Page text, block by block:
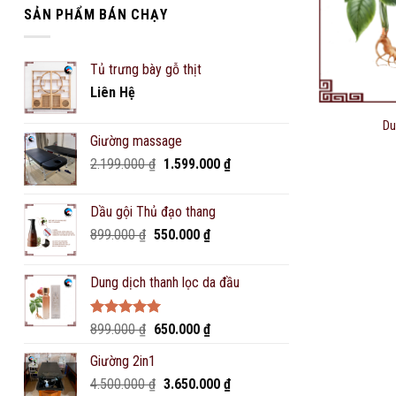
SẢN PHẨM BÁN CHẠY
Tủ trưng bày gỗ thịt
Liên Hệ
Giường massage
2.199.000₫ Original
2.199.000 ₫.
1.599.000 ₫Current
Dầu gội Thủ đạo thang
899.000₫ Original
899.000 ₫.
550.000 ₫Current
550.000 ₫.
Dung dịch thanh lọc da đầu
Rated5.00
out of 5
899.000₫ Original
was:
899.000 ₫.
650.000 ₫Current
650.000 ₫.
Giường 2in1
4.500.000₫ Original
3.650.000 ₫Current